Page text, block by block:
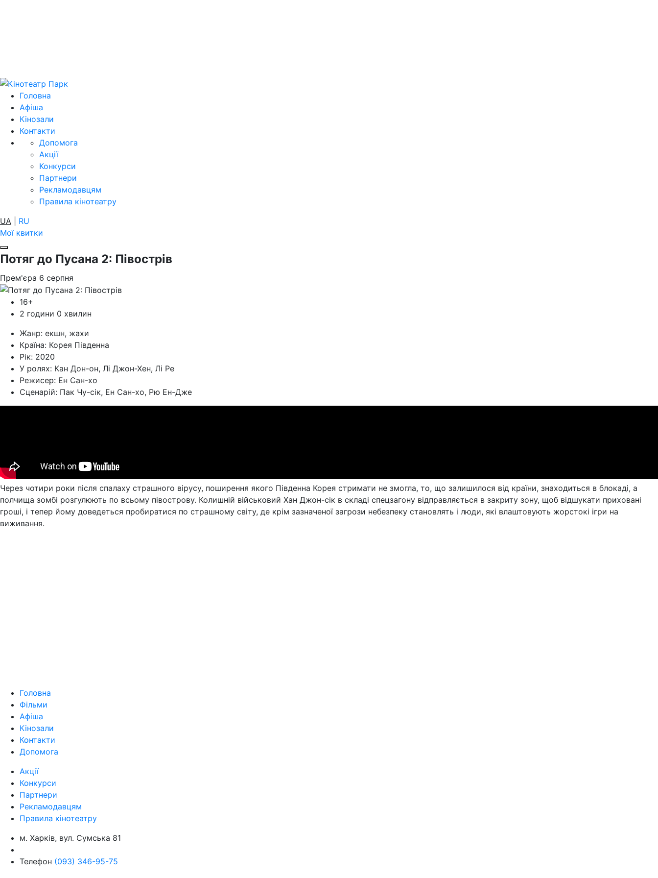
Головна
Афіша
Кінозали
Контакти
Допомога
Акції
Конкурси
Партнери
Рекламодавцям
Правила кінотеатру
UA
RU
Мої квитки
Потяг до Пусана 2: Півострів
Прем'єра 6 серпня
16+
2 години 0 хвилин
Жанр: екшн, жахи
Країна: Корея Південна
Рік: 2020
У ролях: Кан Дон-он, Лі Джон-Хен, Лі Ре
Режисер: Ен Сан-хо
Cценарій: Пак Чу-сік, Ен Сан-хо, Рю Ен-Дже
Через чотири роки після спалаху страшного вірусу, поширення якого Південна Корея стримати не змогла, то, що залишилося від країни, знаходиться в блокаді, а
полчища зомбі розгулюють по всьому півострову. Колишній військовий Хан Джон-сік в складі спецзагону відправляється в закриту зону, щоб відшукати приховані
гроші, і тепер йому доведеться пробиратися по страшному світу, де крім зазначеної загрози небезпеку становлять і люди, які влаштовують жорстокі ігри на
виживання.
Головна
Фільми
Афіша
Кінозали
Контакти
Допомога
Акції
Конкурси
Партнери
Рекламодавцям
Правила кінотеатру
м. Харків, вул. Сумська 81
Телефон (093) 346-95-75